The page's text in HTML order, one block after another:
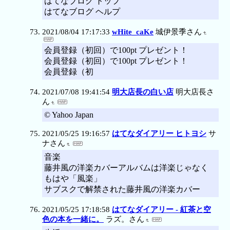
はてなブログ ヘルプ
2021/08/04 17:17:33 wHite_caKe 城伊景季さん
会員登録（初回）で100pt プレゼント！
会員登録（初回）で100pt プレゼント！
会員登録（初
2021/07/08 19:41:54 明大店長の白い店 明大店長さ
ん
© Yahoo Japan
2021/05/25 19:16:57 はてなダイアリー ヒトヨシ サ
ナさん
音楽
藤井風の洋楽カバーアルバムは洋楽じゃなく
もはや「風楽」
サブスクで解禁された藤井風の洋楽カバー
2021/05/25 17:18:58 はてなダイアリー - 紅茶と空
色の本を一緒に。
ラズ。さん